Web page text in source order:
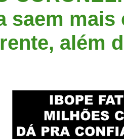
saem
além